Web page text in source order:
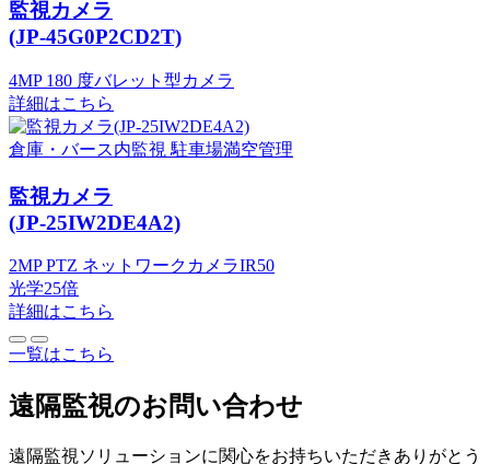
監視カメラ
(JP-45G0P2CD2T)
4MP 180 度バレット型カメラ
詳細はこちら
倉庫・バース内監視 駐車場満空管理
監視カメラ
(JP-25IW2DE4A2)
2MP PTZ ネットワークカメラIR50
光学25倍
詳細はこちら
一覧はこちら
遠隔監視のお問い合わせ
遠隔監視ソリューションに関心をお持ちいただきありがとう